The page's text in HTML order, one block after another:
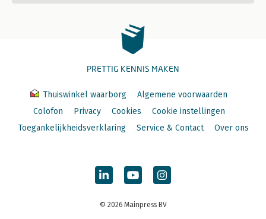
PRETTIG KENNIS MAKEN
Thuiswinkel waarborg
Algemene voorwaarden
Colofon
Privacy Cookies
Cookie instellingen
Toegankelijkheidsverklaring
Service & Contact Over ons
© 2026 Mainpress BV